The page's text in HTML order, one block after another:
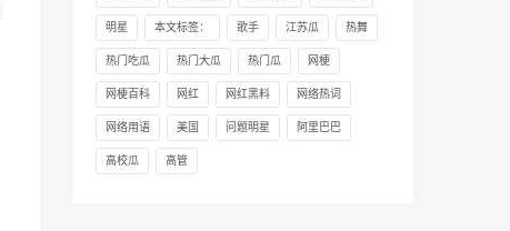
明星 本文标签： 歌手 江苏瓜 热舞
热门吃瓜 热门大瓜 热门瓜 网梗
网梗百科 网红 网红黑料 网络热词
网络用语 美国 问题明星 阿里巴巴
高校瓜 高管